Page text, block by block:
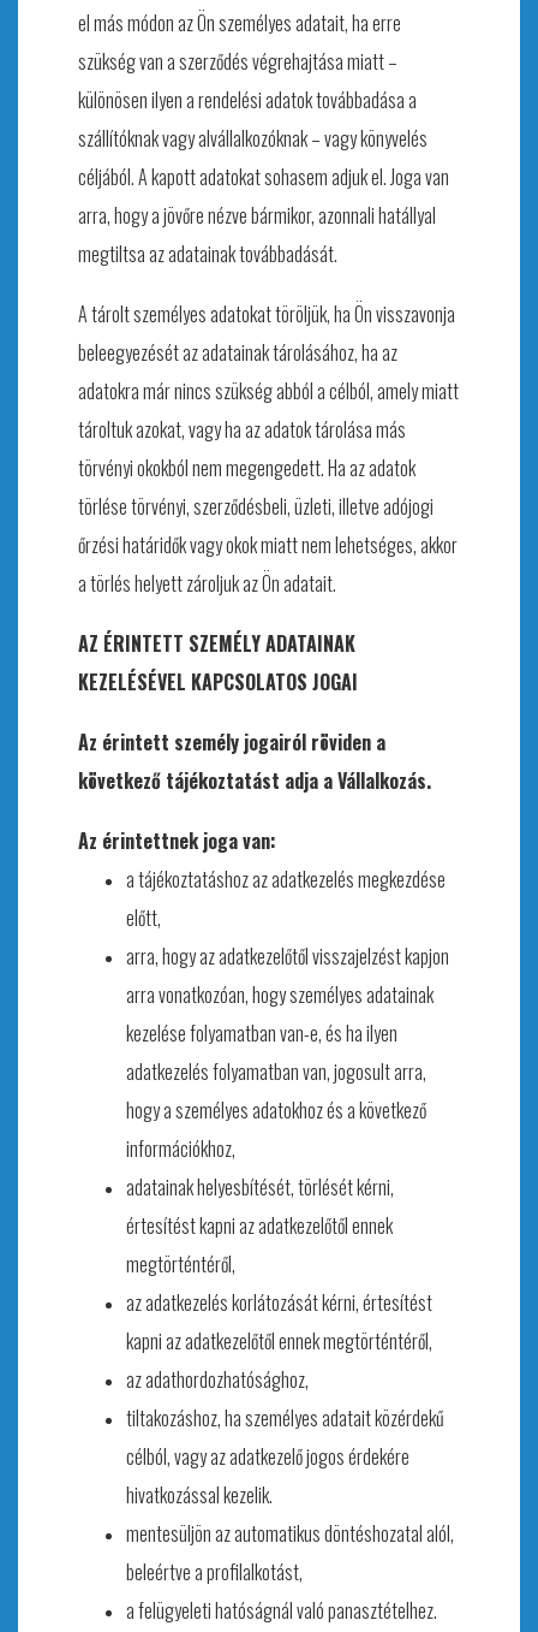
el más módon az Ön személyes adatait, ha erre
szükség van a szerződés végrehajtása miatt –
különösen ilyen a rendelési adatok továbbadása a
szállítóknak vagy alvállalkozóknak – vagy könyvelés
céljából. A kapott adatokat sohasem adjuk el. Joga van
arra, hogy a jövőre nézve bármikor, azonnali hatállyal
megtiltsa az adatainak továbbadását.
A tárolt személyes adatokat töröljük, ha Ön visszavonja
beleegyezését az adatainak tárolásához, ha az
adatokra már nincs szükség abból a célból, amely miatt
tároltuk azokat, vagy ha az adatok tárolása más
törvényi okokból nem megengedett. Ha az adatok
törlése törvényi, szerződésbeli, üzleti, illetve adójogi
őrzési határidők vagy okok miatt nem lehetséges, akkor
a törlés helyett zároljuk az Ön adatait.
AZ ÉRINTETT SZEMÉLY ADATAINAK
KEZELÉSÉVEL KAPCSOLATOS JOGAI
Az érintett személy jogairól röviden a
következő tájékoztatást adja a Vállalkozás.
Az érintettnek joga van:
a tájékoztatáshoz az adatkezelés megkezdése
előtt,
arra, hogy az adatkezelőtől visszajelzést kapjon
arra vonatkozóan, hogy személyes adatainak
kezelése folyamatban van-e, és ha ilyen
adatkezelés folyamatban van, jogosult arra,
hogy a személyes adatokhoz és a következő
információkhoz,
adatainak helyesbítését, törlését kérni,
értesítést kapni az adatkezelőtől ennek
megtörténtéről,
az adatkezelés korlátozását kérni, értesítést
kapni az adatkezelőtől ennek megtörténtéről,
az adathordozhatósághoz,
tiltakozáshoz, ha személyes adatait közérdekű
célból, vagy az adatkezelő jogos érdekére
hivatkozással kezelik.
mentesüljön az automatikus döntéshozatal alól,
beleértve a profilalkotást,
a felügyeleti hatóságnál való panasztételhez.